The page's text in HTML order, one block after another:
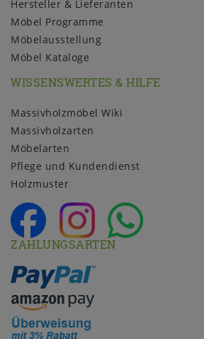
Hersteller & Lieferanten
Möbel Programme
Möbelausstellung
Möbel Kataloge
WISSENSWERTES & HILFE
Massivholzmöbel Wiki
Massivholzarten
Möbelarten
Pflege und Kundendienst
Holzmuster
ZAHLUNGSARTEN